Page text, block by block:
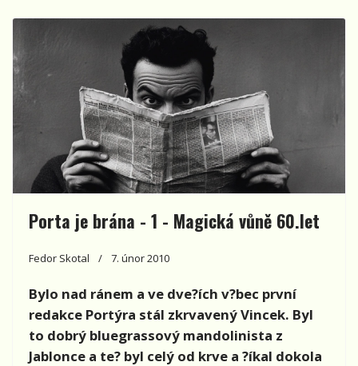
Porta je brána - 1 - Magická vůně 60.let
Fedor Skotal 7. únor 2010
Bylo nad ránem a ve dve?ích v?bec první
redakce Portýra stál zkrvavený Vincek. Byl
to dobrý bluegrassový mandolinista z
Jablonce a te? byl celý od krve a ?íkal dokola